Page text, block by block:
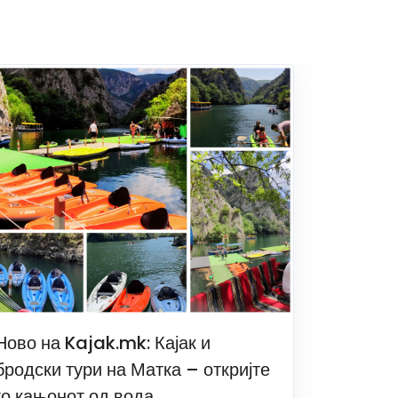
на Kajak.mk: Кајак и
тури на Матка – откријте